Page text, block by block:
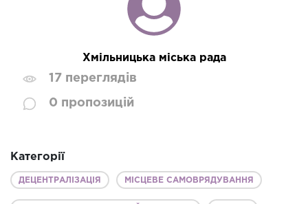
Хмільницька міська рада
17 переглядів
0 пропозицій
Категорії
ДЕЦЕНТРАЛІЗАЦІЯ МІСЦЕВЕ САМОВРЯДУВАННЯ